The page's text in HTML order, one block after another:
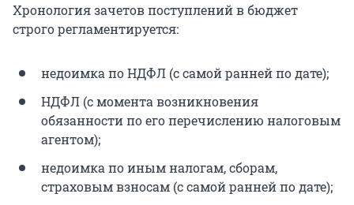
Хронология зачетов поступлений в бюджет
строго регламентируется:
недоимка по НДФЛ (с самой ранней по дате);
НДФЛ (с момента возникновения
обязанности по его перечислению налоговым
агентом);
недоимка по иным налогам, сборам,
страховым взносам (с самой ранней по дате);